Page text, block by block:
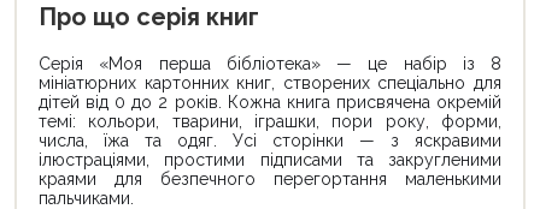
Про що серія книг
Серія «Моя перша бібліотека» — це набір із 8
мініатюрних картонних книг, створених спеціально для
дітей від 0 до 2 років. Кожна книга присвячена окремій
темі: кольори, тварини, іграшки, пори року, форми,
числа, їжа та одяг. Усі сторінки — з яскравими
ілюстраціями, простими підписами та закругленими
краями для безпечного перегортання маленькими
пальчиками.